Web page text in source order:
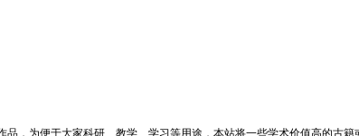
品，为便于大家科研、教学、学习等用途，本站将一些学术价值高的古籍